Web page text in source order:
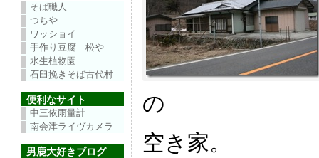
そば職人
つちや
ワッショイ
手作り豆腐 松や
水生植物園
石臼挽きそば古代村
便利なサイト
中三依雨量計
南会津ライヴカメラ
男鹿大好きブログ
の
空き家。